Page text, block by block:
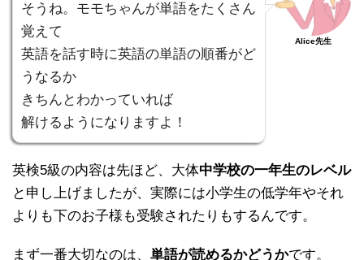
そうね。モモちゃんが単語をたくさん
覚えて
英語を話す時に英語の単語の順番がど
うなるか
きちんとわかっていれば
解けるようになりますよ！
Alice先生
英検5級の内容は先ほど、大体中学校の一年生のレベル
と申し上げましたが、実際には小学生の低学年やそれ
よりも下のお子様も受験されたりもするんです。
まず一番大切なのは、 単語が読めるかどうかです。